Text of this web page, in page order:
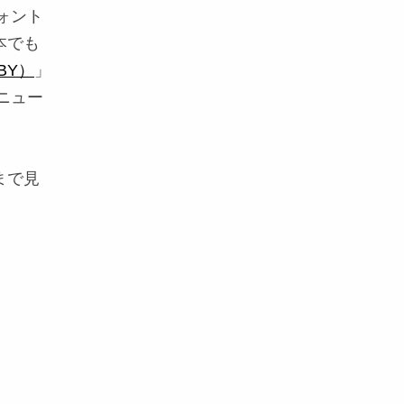
ント
でも
）
」
ュー
で見